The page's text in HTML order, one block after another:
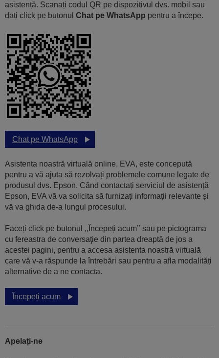
asistență. Scanați codul QR pe dispozitivul dvs. mobil sau
dați click pe butonul Chat pe WhatsApp pentru a începe.
Chat pe WhatsApp
Asistenta noastră virtuală online, EVA, este concepută
pentru a vă ajuta să rezolvați problemele comune legate de
produsul dvs. Epson. Când contactați serviciul de asistență
Epson, EVA vă va solicita să furnizați informații relevante și
vă va ghida de-a lungul procesului.
Faceți click pe butonul ,,Începeți acum’’ sau pe pictograma
cu fereastra de conversaţie din partea dreaptă de jos a
acestei pagini, pentru a accesa asistenta noastră virtuală
care vă v-a răspunde la întrebări sau pentru a afla modalități
alternative de a ne contacta.
Începeți acum
Apelați-ne